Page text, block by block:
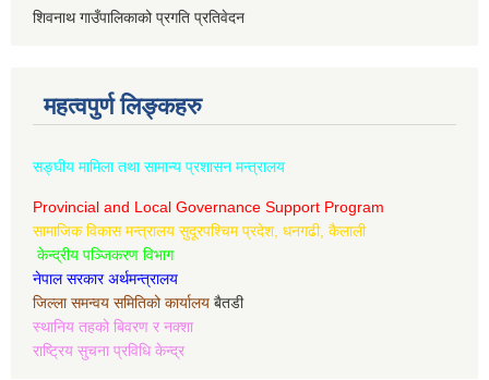
शिवनाथ गाउँपालिकाको प्रगति प्रतिवेदन
महत्वपुर्ण लिङ्कहरु
सङ्घीय मामिला तथा सामान्य प्रशासन मन्त्रालय
Provincial and Local Governance Support Program
सामाजिक विकास मन्त्रालय सुदूरपश्चिम प्रदेश, धनगढी, कैलाली
केन्द्रीय पञ्जिकरण विभाग
नेपाल सरकार अर्थमन्त्रालय
जिल्ला समन्वय समितिको कार्यालय बैतडी
स्थानिय तहको बिवरण र नक्शा
राष्ट्रिय सुचना प्रविधि केन्द्र